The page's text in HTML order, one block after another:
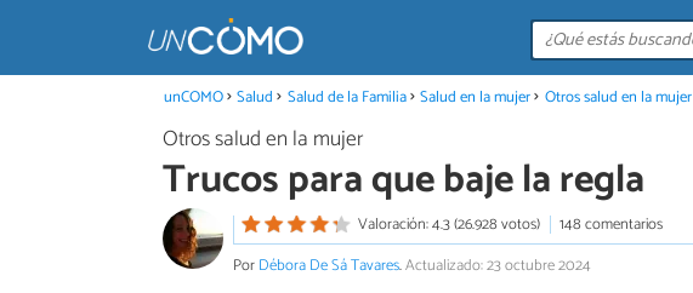
unCOMO Salud Salud de la Familia Salud en la mujer Otros salud en la mujer
Otros salud en la mujer
Trucos para que baje la regla
Valoración: 4.3 (26.928 votos)
148 comentarios
PorDébora De Sá Tavares.Actualizado: 23 octubre 2024